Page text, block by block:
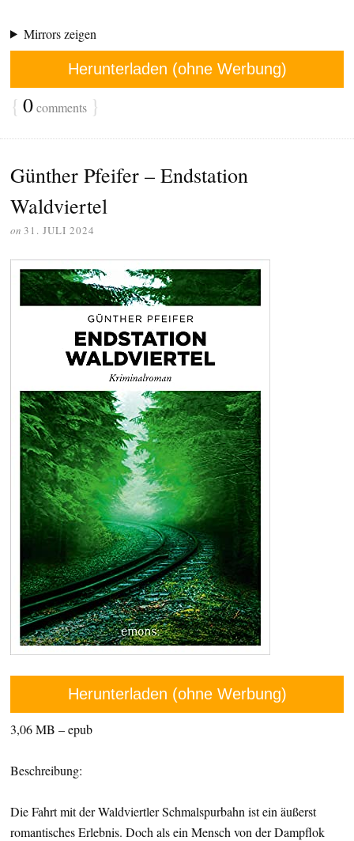
Mirrors zeigen
Herunterladen (ohne Werbung)
{ 0comments }
Günther Pfeifer – Endstation
Waldviertel
on 31. JULI 2024
Herunterladen (ohne Werbung)
3,06 MB – epub
Beschreibung:
Die Fahrt mit der Waldviertler Schmalspurbahn ist ein äußerst
romantisches Erlebnis. Doch als ein Mensch von der Dampflok